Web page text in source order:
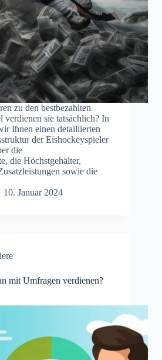
zu den bestbezahlten
sie tatsächlich? In
Ihnen einen detaillierten
der Eishockeyspieler
die
die Höchstgehälter,
sowie die
10. Januar 2024
mit Umfragen verdienen?